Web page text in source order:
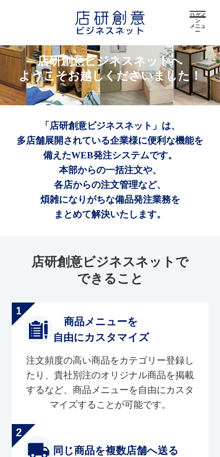
ログイ
ン
メニュ
ー
店研創意ビジネスネットへ
ようこそお越しくださいました！
「店研創意ビジネスネット」は、
多店舗展開されている企業様に便利な機能を
備えたWEB発注システムです。
本部からの一括注文や、
各店からの注文管理など、
煩雑になりがちな備品発注業務を
まとめて解決いたします。
店研創意ビジネスネットで
できること
商品メニューを
自由にカスタマイズ
注文頻度の高い商品をカテゴリー登録し
たり、貴社別注のオリジナル商品を掲載
するなど、商品メニューを自由にカスタ
マイズすることが可能です。
同じ商品を複数店舗へ送る